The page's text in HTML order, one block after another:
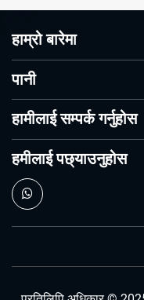
हाम्रो बारेमा
पानी
हामीलाई सम्पर्क गर्नुहोस
हमीलाई पछ्याउनुहोस